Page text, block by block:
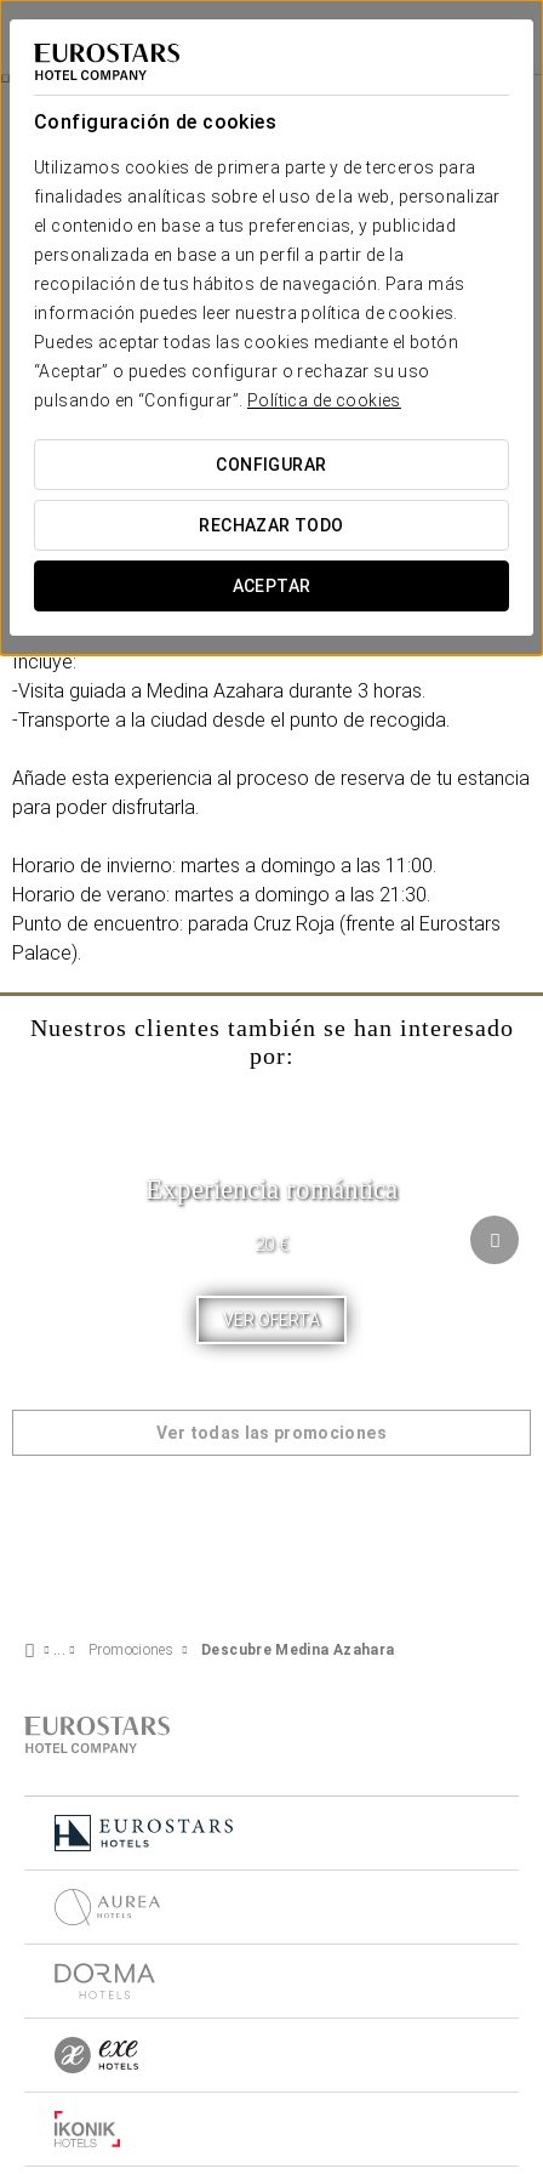
Configuración de cookies
Utilizamos cookies de primera parte y de terceros para
finalidades analíticas sobre el uso de la web, personalizar
el contenido en base a tus preferencias, y publicidad
personalizada en base a un perfil a partir de la
recopilación de tus hábitos de navegación. Para más
información puedes leer nuestra política de cookies.
Puedes aceptar todas las cookies mediante el botón
“Aceptar” o puedes configurar o rechazar su uso
pulsando en “Configurar”.
Política de cookies
CONFIGURAR
RECHAZAR TODO
ACEPTAR
Eurostars Conquistador
CÓRDOBA
Descubre Medina Azahara
30 €
Descubre Medina Azahara
Descubre el encanto de una de las maravillas de Córdoba,
uno de los yacimientos arqueológicos más importantes de
España, la ciudad califal de Medina Azahara, declarada
Patrimonio de la Humanidad por la UNESCO, Visita
imprescindible durante tu estancia en Córdoba y plan
perfecto para una mañana o noche de verano.
Incluye:
-Visita guiada a Medina Azahara durante 3 horas.
-Transporte a la ciudad desde el punto de recogida.
Añade esta experiencia al proceso de reserva de tu estancia
para poder disfrutarla.
Horario de invierno: martes a domingo a las 11:00.
Horario de verano: martes a domingo a las 21:30.
Punto de encuentro: parada Cruz Roja (frente al Eurostars
Palace).
Nuestros clientes también se han interesado
por:
Experiencia romántica
20 €
VER OFERTA
Ver todas las promociones
Promociones Descubre Medina Azahara